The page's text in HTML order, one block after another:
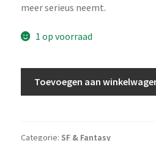
meer serieus neemt.
1 op voorraad
lege
Toevoegen aan
Categorie: SF & Fantasy